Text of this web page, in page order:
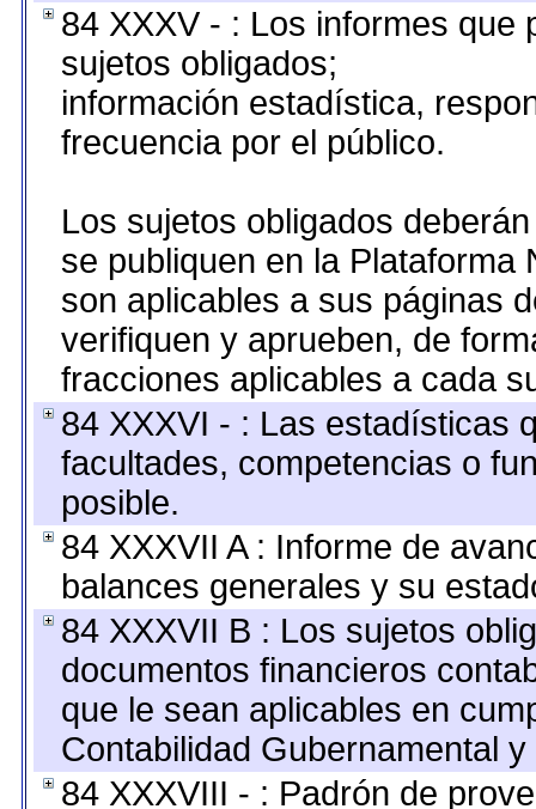
84 XXXV - : Los informes que
sujetos obligados;
información estadística,
frecuencia por el público.
Los sujetos obligados
se publiquen en la
son aplicables a sus páginas
verifiquen y aprueben, de
fracciones aplicables a cada
84 XXXVI - : Las estadísticas
facultades, competencias o
posible.
84 XXXVII A : Informe de
balances generales y su
84 XXXVII B : Los sujetos
documentos financieros
que le sean aplicables en
Contabilidad Gubernamental
84 XXXVIII - : Padrón de